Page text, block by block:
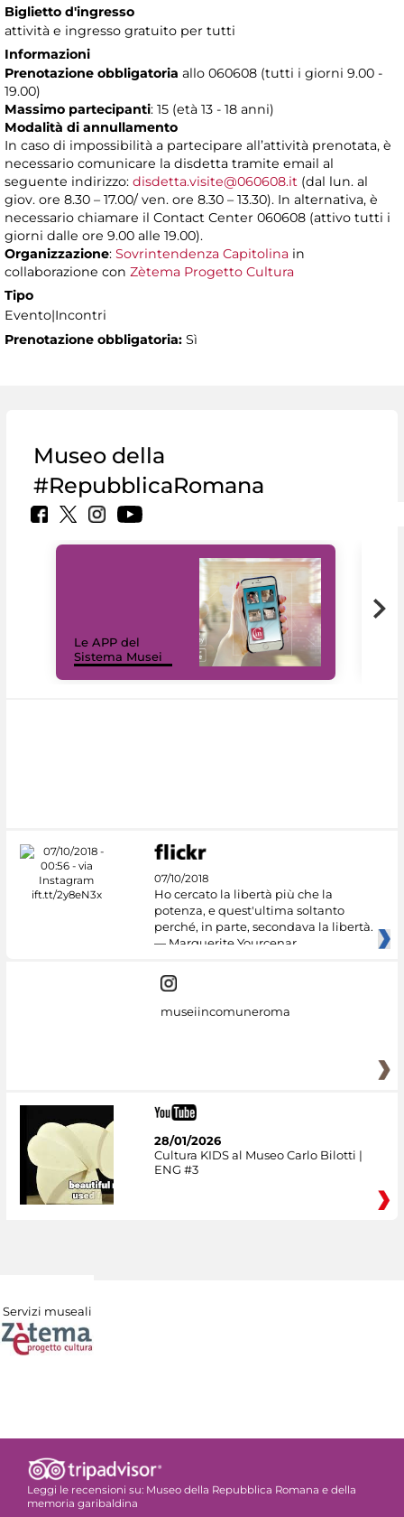
Biglietto d'ingresso
attività e ingresso gratuito per tutti
Informazioni
Prenotazione obbligatoria allo 060608 (tutti i giorni 9.00 -
19.00)
Massimo partecipanti: 15 (età 13 - 18 anni)
Modalità di annullamento
In caso di impossibilità a partecipare all’attività prenotata, è
necessario comunicare la disdetta tramite email al
seguente indirizzo: disdetta.visite@060608.it (dal lun. al
giov. ore 8.30 – 17.00/ ven. ore 8.30 – 13.30). In alternativa, è
necessario chiamare il Contact Center 060608 (attivo tutti i
giorni dalle ore 9.00 alle 19.00).
Organizzazione: Sovrintendenza Capitolina in
collaborazione con Zètema Progetto Cultura
Tipo
Evento|Incontri
Prenotazione obbligatoria: Sì
Museo della
#RepubblicaRomana
Le APP del
Sistema Musei
07/10/2018
Ho cercato la libertà più che la
potenza, e quest'ultima soltanto
perché, in parte, secondava la libertà.
— Marguerite Yourcenar
museiincomuneroma
28/01/2026
Cultura KIDS al Museo Carlo Bilotti |
ENG #3
Servizi museali
Leggi le recensioni su: Museo della Repubblica Romana e della
memoria garibaldina